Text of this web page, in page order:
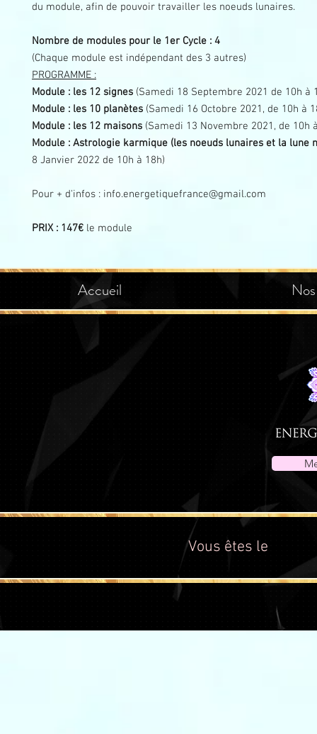
du module, afin de pouvoir travailler les noeuds lunaires.
Nombre de modules pour le 1er Cycle : 4
(Chaque module est indépendant des 3 autres)
PROGRAMME :
Module : les 12 signes (Samedi 18 Septembre 2021 de 10h à
Module : les 10 planètes (Samedi 16 Octobre 2021, de 10h à
Module : les 12 maisons (Samedi 13 Novembre 2021, de 10h
Module : Astrologie karmique (les noeuds lunaires et la lune
8 Janvier 2022 de 10h à 18h)
Pour + d'infos : info.energetiquefrance@gmail.com
PRIX : 147€ le module
Accueil
Vous êtes le